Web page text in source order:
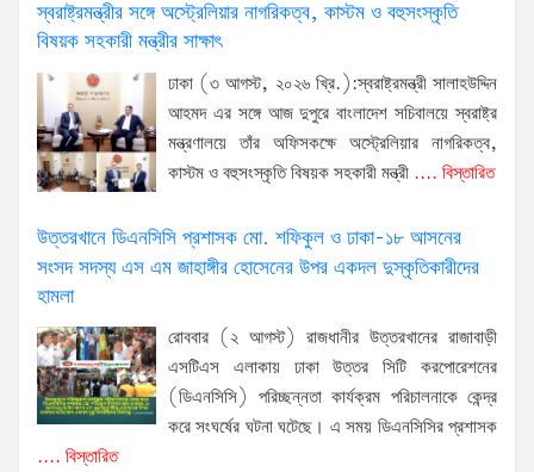
স্বরাষ্ট্রমন্ত্রীর সঙ্গে অস্ট্রেলিয়ার নাগরিকত্ব, কাস্টম ও বহুসংস্কৃতি
বিষয়ক সহকারী মন্ত্রীর সাক্ষাৎ
ঢাকা (৩ আগস্ট, ২০২৬ খ্রি.):স্বরাষ্ট্রমন্ত্রী সালাহউদ্দিন
আহমদ এর সঙ্গে আজ দুপুরে বাংলাদেশ সচিবালয়ে স্বরাষ্ট্র
মন্ত্রণালয়ে তাঁর অফিসকক্ষে অস্ট্রেলিয়ার নাগরিকত্ব,
কাস্টম ও বহুসংস্কৃতি বিষয়ক সহকারী মন্ত্রী .... বিস্তারিত
উত্তরখানে ডিএনসিসি প্রশাসক মো. শফিকুল ও ঢাকা-১৮ আসনের
সংসদ সদস্য এস এম জাহাঙ্গীর হোসেনের উপর একদল দুস্কৃতিকারীদের
হামলা
রোববার (২ আগস্ট) রাজধানীর উত্তরখানের রাজাবাড়ী
এসটিএস এলাকায় ঢাকা উত্তর সিটি করপোরেশনের
(ডিএনসিসি) পরিচ্ছন্নতা কার্যক্রম পরিচালনাকে কেন্দ্র
করে সংঘর্ষের ঘটনা ঘটেছে। এ সময় ডিএনসিসির প্রশাসক
.... বিস্তারিত